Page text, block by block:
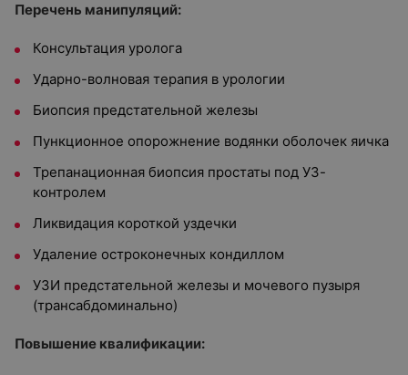
Перечень манипуляций:
Консультация уролога
Ударно-волновая терапия в урологии
Биопсия предстательной железы
Пункционное опорожнение водянки оболочек яичка
Трепанационная биопсия простаты под УЗ-
контролем
Ликвидация короткой уздечки
Удаление остроконечных кондиллом
УЗИ предстательной железы и мочевого пузыря
(трансабдоминально)
Повышение квалификации: